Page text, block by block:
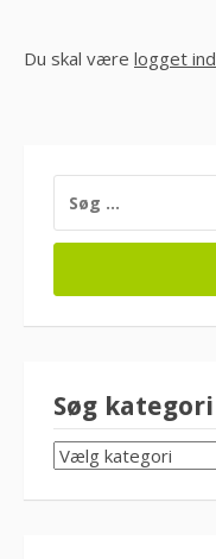
Du skal være logget ind
EFTER:
Søg kategori
SØG